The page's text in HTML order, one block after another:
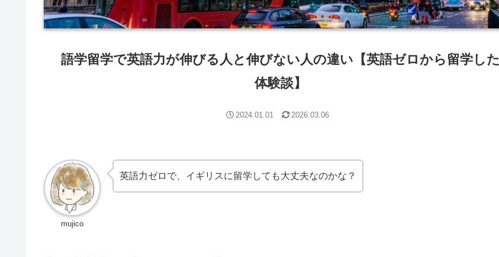
語学留学で英語力が伸びる人と伸びない人の違い【英語ゼロから留学した
体験談】
2024.01.01 2026.03.06
mujico
英語力ゼロで、イギリスに留学しても大丈夫なのかな？